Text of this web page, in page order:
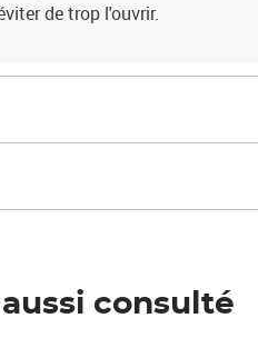
de trop l'ouvrir.
consulté